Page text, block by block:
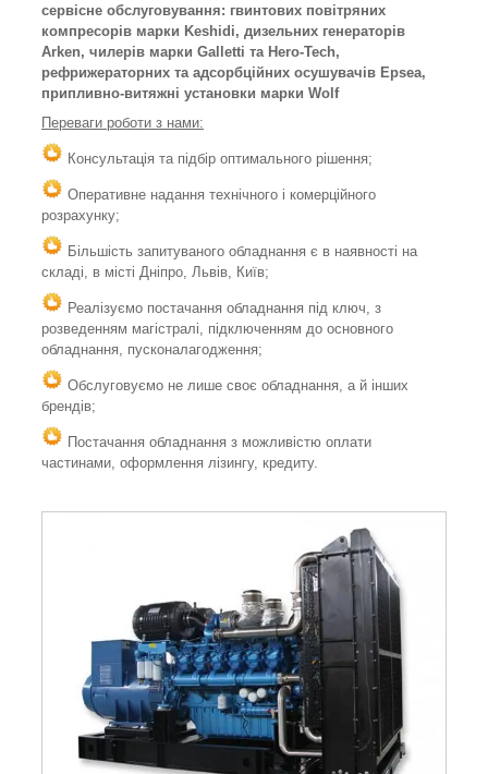
сервісне обслуговування: гвинтових повітряних
компресорів марки Keshidi, дизельних генераторів
Arken, чилерів марки Galletti та Hero-Tech,
рефрижераторних та адсорбційних осушувачів Epsea,
припливно-витяжні установки марки Wolf
Переваги роботи з нами:
Консультація та підбір оптимального рішення;
Оперативне надання технічного і комерційного
розрахунку;
Більшість запитуваного обладнання є в наявності на
складі, в місті Дніпро, Львів, Київ;
Реалізуємо постачання обладнання під ключ, з
розведенням магістралі, підключенням до основного
обладнання, пусконалагодження;
Обслуговуємо не лише своє обладнання, а й інших
брендів;
Постачання обладнання з можливістю оплати
частинами, оформлення лізингу, кредиту.